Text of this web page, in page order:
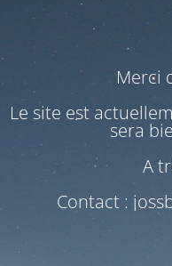
Merci
Le site est
sera
A
Contact :